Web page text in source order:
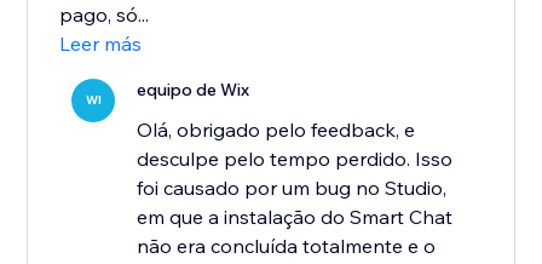
pago, só...
Leer más
WI equipo de Wix
Olá, obrigado pelo feedback, e
desculpe pelo tempo perdido. Isso
foi causado por um bug no Studio,
em que a instalação do Smart Chat
não era concluída totalmente e o